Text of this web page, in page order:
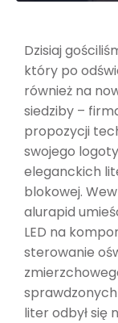
Dzisiaj
który po
również na
siedziby –
propozycji
swojego
eleganckich
blokowej.
alurapid
LED na
sterowanie
liter odbył się